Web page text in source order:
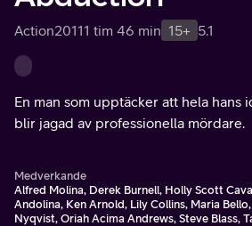
Action20111 tim 46 min 15+ 5.1
En man som upptäcker att hela hans
blir jagad av professionella mördare.
Medverkande
Alfred Molina, Derek Burnell, Holly Scott
Andolina, Ken Arnold, Lily Collins, Maria
Nyqvist, Oriah Acima Andrews, Steve Blass,